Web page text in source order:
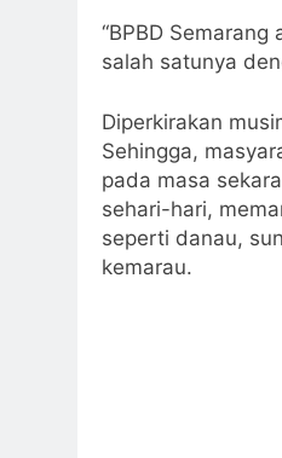
“BPBD
salah satunya
Diperkirakan
Sehingga,
pada masa
sehari-hari,
seperti danau,
kemarau.